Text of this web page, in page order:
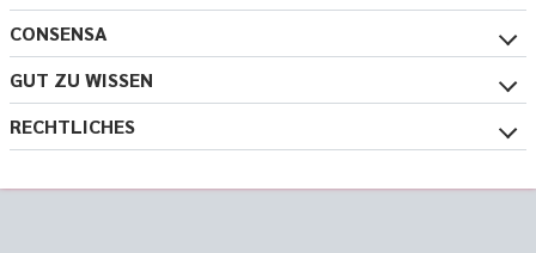
CONSENSA
GUT ZU WISSEN
RECHTLICHES